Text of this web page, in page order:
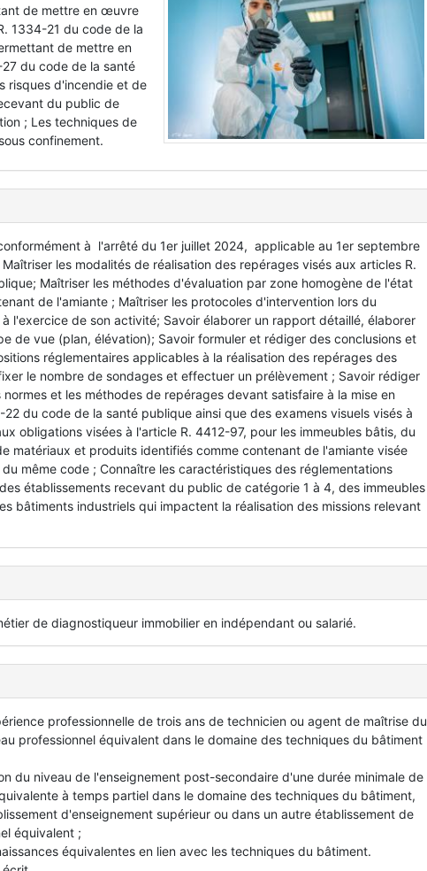
de mettre en œuvre
1334-21 du code de la
de mettre en
du code de la santé
risques d'incendie et de
du public de
; Les techniques de
confinement.
à l'arrêté du 1er juillet 2024, applicable au 1er septembre
les modalités de réalisation des repérages visés aux articles R.
Maîtriser les méthodes d'évaluation par zone homogène de l'état
de l'amiante ; Maîtriser les protocoles d'intervention lors du
l'exercice de son activité; Savoir élaborer un rapport détaillé, élaborer
de vue (plan, élévation); Savoir formuler et rédiger des conclusions et
réglementaires applicables à la réalisation des repérages des
le nombre de sondages et effectuer un prélèvement ; Savoir rédiger
et les méthodes de repérages devant satisfaire à la mise en
du code de la santé publique ainsi que des examens visuels visés à
obligations visées à l'article R. 4412-97, pour les immeubles bâtis, du
matériaux et produits identifiés comme contenant de l'amiante visée
même code ; Connaître les caractéristiques des réglementations
établissements recevant du public de catégorie 1 à 4, des immeubles
bâtiments industriels qui impactent la réalisation des missions relevant
de diagnostiqueur immobilier en indépendant ou salarié.
professionnelle de trois ans de technicien ou agent de maîtrise du
professionnel équivalent dans le domaine des techniques du bâtiment
du niveau de l'enseignement post-secondaire d'une durée minimale de
à temps partiel dans le domaine des techniques du bâtiment,
d'enseignement supérieur ou dans un autre établissement de
équivalent ;
équivalentes en lien avec les techniques du bâtiment.